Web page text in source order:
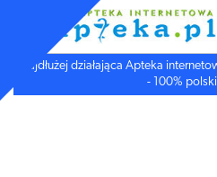
Najdłużej działająca Apteka
- 100%